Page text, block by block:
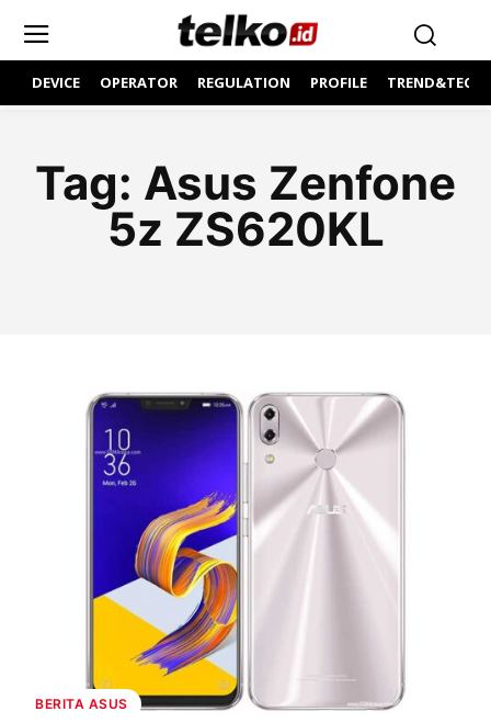
DEVICE OPERATOR REGULATION PROFILE
Tag: Asus Zenfone
5z ZS620KL
BERITA ASUS